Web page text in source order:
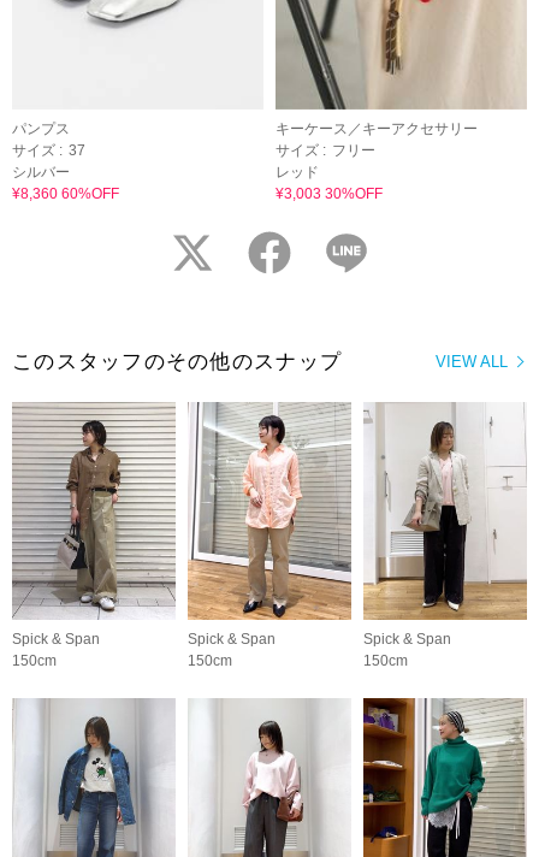
パンプス
サイズ : 37
シルバー
¥8,360 60%OFF
キーケース／キーアクセサリー
サイズ : フリー
レッド
¥3,003 30%OFF
twitter facebook
VIEW ALL
このスタッフのその他のスナップ
Spick & Span
150cm
Spick & Span
150cm
Spick & Span
150cm